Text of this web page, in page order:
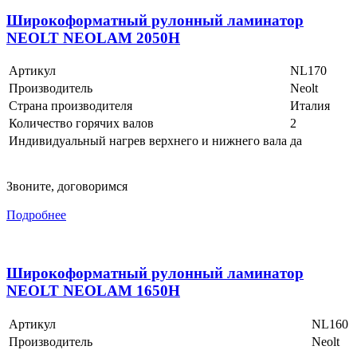
Широкоформатный рулонный ламинатор
NEOLT NEOLAM 2050H
Артикул
NL170
Производитель
Neolt
Страна производителя
Италия
Количество горячих валов
2
Индивидуальный нагрев верхнего и нижнего вала да
Звоните, договоримся
Подробнее
Широкоформатный рулонный ламинатор
NEOLT NEOLAM 1650H
Артикул
NL160
Производитель
Neolt